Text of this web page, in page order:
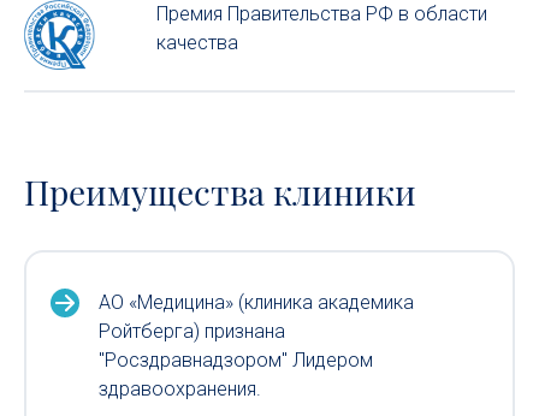
Премия Правительства РФ в области
качества
Преимущества клиники
АО «Медицина» (клиника академика
Ройтберга) признана
"Росздравнадзором" Лидером
здравоохранения.